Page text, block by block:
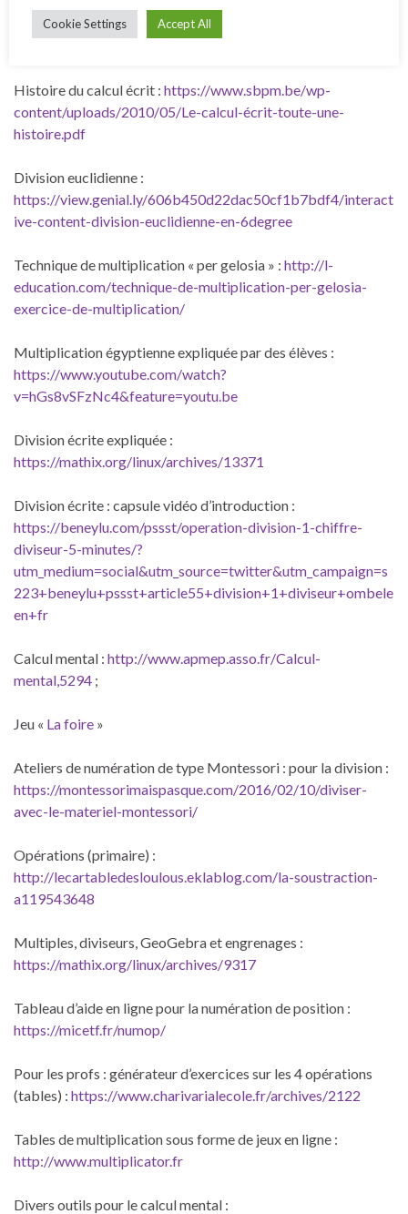
Exercices de calcul mental :
Histoire du calcul écrit : https://www.sbpm.be/wp-
content/uploads/2010/05/Le-calcul-écrit-toute-une-
histoire.pdf
Division euclidienne :
https://view.genial.ly/606b450d22dac50cf1b7bdf4/interact
ive-content-division-euclidienne-en-6degree
Technique de multiplication « per gelosia » : http://l-
education.com/technique-de-multiplication-per-gelosia-
exercice-de-multiplication/
Multiplication égyptienne expliquée par des élèves :
https://www.youtube.com/watch?
v=hGs8vSFzNc4&feature=youtu.be
Division écrite expliquée :
https://mathix.org/linux/archives/13371
Division écrite : capsule vidéo d’introduction :
https://beneylu.com/pssst/operation-division-1-chiffre-
diviseur-5-minutes/?
utm_medium=social&utm_source=twitter&utm_campaign=s
223+beneylu+pssst+article55+division+1+diviseur+ombele
en+fr
Calcul mental : http://www.apmep.asso.fr/Calcul-
mental,5294 ;
Jeu « La foire »
Ateliers de numération de type Montessori : pour la division :
https://montessorimaispasque.com/2016/02/10/diviser-
avec-le-materiel-montessori/
Opérations (primaire) :
http://lecartabledesloulous.eklablog.com/la-soustraction-
a119543648
Multiples, diviseurs, GeoGebra et engrenages :
https://mathix.org/linux/archives/9317
Tableau d’aide en ligne pour la numération de position :
https://micetf.fr/numop/
Pour les profs : générateur d’exercices sur les 4 opérations
(tables) : https://www.charivarialecole.fr/archives/2122
Tables de multiplication sous forme de jeux en ligne :
http://www.multiplicator.fr
Divers outils pour le calcul mental :
Cookie Settings Accept All